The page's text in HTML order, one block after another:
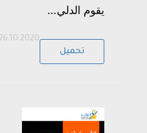
يقوم الدلي...
تحميل